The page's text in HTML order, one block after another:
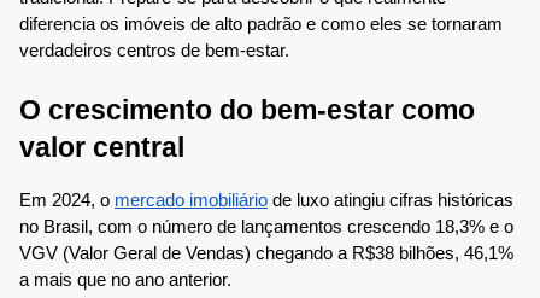
diferencia os imóveis de alto padrão e como eles se tornaram
verdadeiros centros de bem-estar.
O crescimento do bem-estar como
valor central
Em 2024, o mercado imobiliário de luxo atingiu cifras históricas
no Brasil, com o número de lançamentos crescendo 18,3% e o
VGV (Valor Geral de Vendas) chegando a R$38 bilhões, 46,1%
a mais que no ano anterior.